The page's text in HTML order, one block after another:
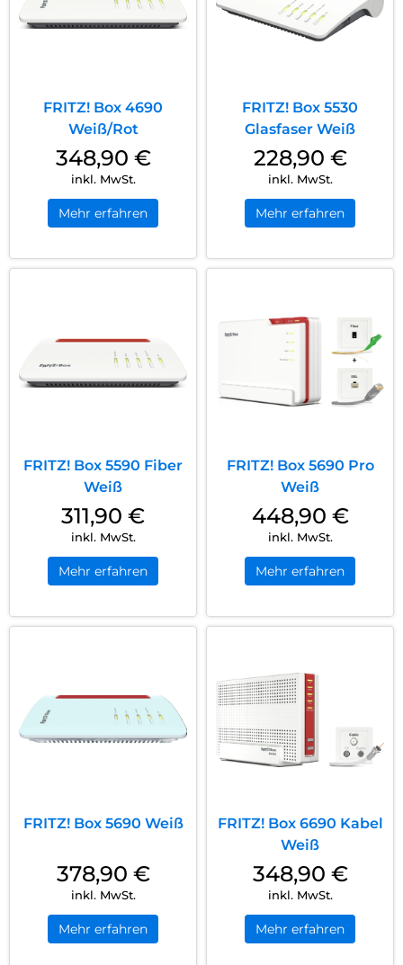
FRITZ! Box 4690
Weiß/Rot
348,90 €
inkl. MwSt.
Mehr erfahren
FRITZ! Box 5530
Glasfaser Weiß
228,90 €
inkl. MwSt.
Mehr erfahren
FRITZ! Box 5590 Fiber
Weiß
311,90 €
inkl. MwSt.
Mehr erfahren
FRITZ! Box 5690 Pro
Weiß
448,90 €
inkl. MwSt.
Mehr erfahren
FRITZ! Box 5690 Weiß
378,90 €
inkl. MwSt.
Mehr erfahren
FRITZ! Box 6690 Kabel
Weiß
348,90 €
inkl. MwSt.
Mehr erfahren